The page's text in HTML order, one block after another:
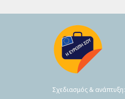
Σχεδιασμός & ανάπτυξη: